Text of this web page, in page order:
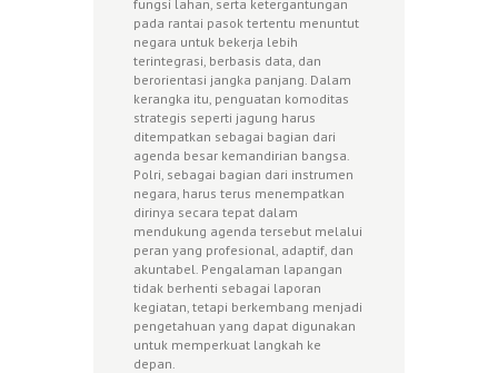
fungsi lahan, serta ketergantungan
pada rantai pasok tertentu menuntut
negara untuk bekerja lebih
terintegrasi, berbasis data, dan
berorientasi jangka panjang. Dalam
kerangka itu, penguatan komoditas
strategis seperti jagung harus
ditempatkan sebagai bagian dari
agenda besar kemandirian bangsa.
Polri, sebagai bagian dari instrumen
negara, harus terus menempatkan
dirinya secara tepat dalam
mendukung agenda tersebut melalui
peran yang profesional, adaptif, dan
akuntabel. Pengalaman lapangan
tidak berhenti sebagai laporan
kegiatan, tetapi berkembang menjadi
pengetahuan yang dapat digunakan
untuk memperkuat langkah ke
depan.